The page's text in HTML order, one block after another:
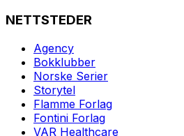
NETTSTEDER
Agency
Bokklubber
Norske Serier
Storytel
Flamme Forlag
Fontini Forlag
VAR Healthcare